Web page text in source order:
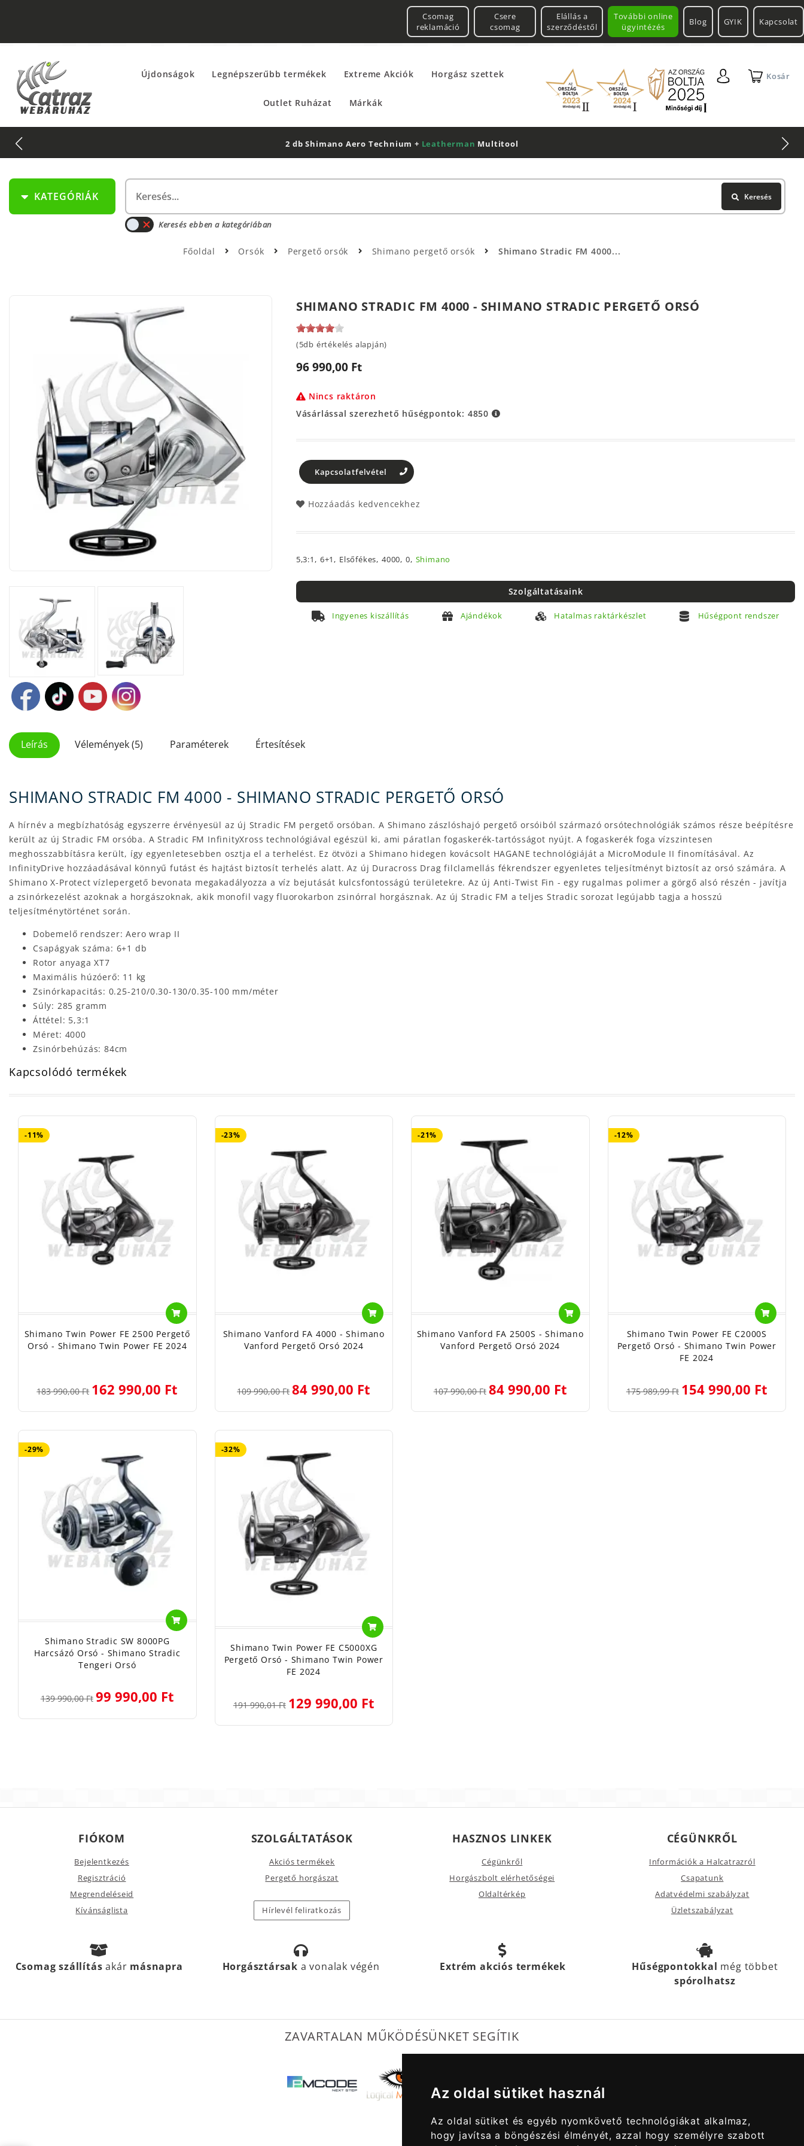
Az oldal sütiket használ
Az oldal sütiket és egyéb nyomkövető technológiákat alkalmaz,
hogy javítsa a böngészési élményét, azzal hogy személyre szabott
További online
ügyintézés
Csomag
reklamáció
Csere
csomag
Elállás a
szerződéstől
Blog GYIK Kapcsolat
Újdonságok Legnépszerűbb termékek Extreme Akciók Horgász szettek
Outlet Ruházat Márkák
Kosár
2 db Shimano Aero Technium + Leatherman Multitool
KATEGÓRIÁK Keresés
Keresés ebben a kategóriában
Főoldal Orsók Pergető orsók Shimano pergető orsók Shimano Stradic FM 4000...
SHIMANO STRADIC FM 4000 - SHIMANO STRADIC PERGETŐ ORSÓ
(5db értékelés alapján)
96 990,00 Ft
Nincs raktáron
Vásárlással szerezhető hűségpontok: 4850
Kapcsolatfelvétel
Hozzáadás kedvencekhez
5,3:1, 6+1, Elsőfékes, 4000, 0, Shimano
Szolgáltatásaink
Ingyenes kiszállítás Ajándékok Hatalmas raktárkészlet Hűségpont rendszer
Leírás Vélemények (5) Paraméterek Értesítések
SHIMANO STRADIC FM 4000 - SHIMANO STRADIC PERGETŐ ORSÓ
A hírnév a megbízhatóság egyszerre érvényesül az új Stradic FM pergető orsóban. A Shimano zászlóshajó pergető orsóiból származó orsótechnológiák számos része beépítésre
került az új Stradic FM orsóba. A Stradic FM InfinityXross technológiával egészül ki, ami páratlan fogaskerék-tartósságot nyújt. A fogaskerék foga vízszintesen
meghosszabbításra került, így egyenletesebben osztja el a terhelést. Ez ötvözi a Shimano hidegen kovácsolt HAGANE technológiáját a MicroModule II finomításával. Az
InfinityDrive hozzáadásával könnyű futást és hajtást biztosít terhelés alatt. Az új Duracross Drag filclamellás fékrendszer egyenletes teljesítményt biztosít az orsó számára. A
Shimano X-Protect vízlepergető bevonata megakadályozza a víz bejutását kulcsfontosságú területekre. Az új Anti-Twist Fin - egy rugalmas polimer a görgő alsó részén - javítja
a zsinórkezelést azoknak a horgászoknak, akik monofil vagy fluorokarbon zsinórral horgásznak. Az új Stradic FM a teljes Stradic sorozat legújabb tagja a hosszú
teljesítménytörténet során.
Dobemelő rendszer: Aero wrap II
Csapágyak száma: 6+1 db
Rotor anyaga XT7
Maximális húzóerő: 11 kg
Zsinórkapacitás: 0.25-210/0.30-130/0.35-100 mm/méter
Súly: 285 gramm
Áttétel: 5,3:1
Méret: 4000
Zsinórbehúzás: 84cm
Kapcsolódó termékek
-11%
Shimano Twin Power FE 2500 Pergető
Orsó - Shimano Twin Power FE 2024
183 990,00 Ft 162 990,00 Ft
-23%
Shimano Vanford FA 4000 - Shimano
Vanford Pergető Orsó 2024
109 990,00 Ft 84 990,00 Ft
-21%
Shimano Vanford FA 2500S - Shimano
Vanford Pergető Orsó 2024
107 990,00 Ft 84 990,00 Ft
-12%
Shimano Twin Power FE C2000S
Pergető Orsó - Shimano Twin Power
FE 2024
175 989,99 Ft 154 990,00 Ft
-29%
Shimano Stradic SW 8000PG
Harcsázó Orsó - Shimano Stradic
Tengeri Orsó
139 990,00 Ft 99 990,00 Ft
-32%
Shimano Twin Power FE C5000XG
Pergető Orsó - Shimano Twin Power
FE 2024
191 990,01 Ft 129 990,00 Ft
FIÓKOM
Bejelentkezés
Regisztráció
Megrendeléseid
Kívánságlista
SZOLGÁLTATÁSOK
Akciós termékek
Pergető horgászat
Hírlevél feliratkozás
HASZNOS LINKEK
Cégünkről
Horgászbolt elérhetőségei
Oldaltérkép
CÉGÜNKRŐL
Információk a Halcatrazról
Csapatunk
Adatvédelmi szabályzat
Üzletszabályzat
Csomag szállításakár másnapra Horgásztársak a vonalak végén Extrém akciós termékek Hűségpontokkal még többet
spórolhatsz
ZAVARTALAN MŰKÖDÉSÜNKET SEGÍTIK